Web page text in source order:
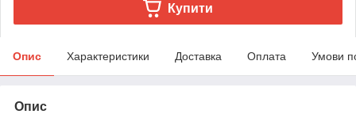
Купити
Опис Характеристики Доставка Оплата Умови
Опис